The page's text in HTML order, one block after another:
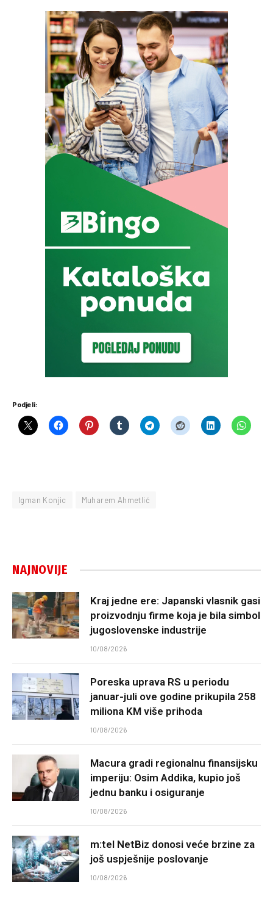
Podjeli:
Igman Konjic Muharem Ahmetlić
NAJNOVIJE
Kraj jedne ere: Japanski vlasnik gasi
proizvodnju firme koja je bila simbol
jugoslovenske industrije
10/08/2026
Poreska uprava RS u periodu
januar-juli ove godine prikupila 258
miliona KM više prihoda
10/08/2026
Macura gradi regionalnu finansijsku
imperiju: Osim Addika, kupio još
jednu banku i osiguranje
10/08/2026
m:tel NetBiz donosi veće brzine za
još uspješnije poslovanje
10/08/2026